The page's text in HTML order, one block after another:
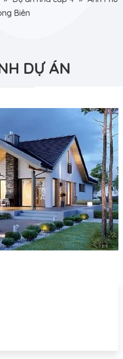
Biên
DỰ ÁN